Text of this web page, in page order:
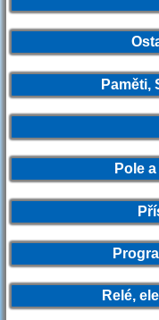
Paměti,
Pole a
Relé,